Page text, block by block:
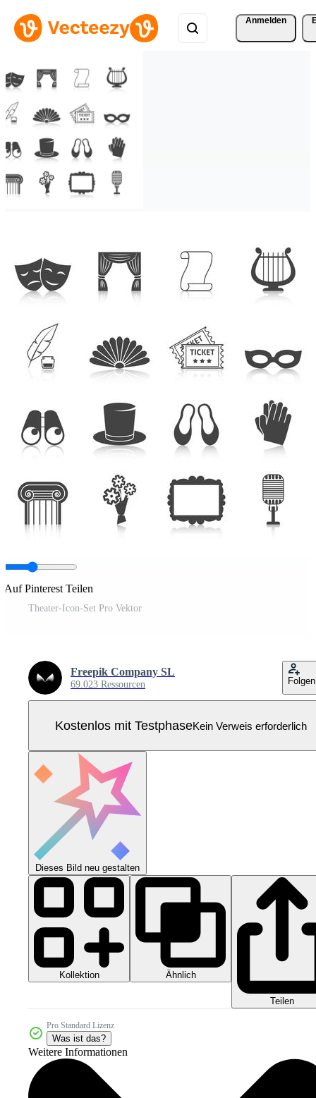
Anmelden
Auf Pinterest Teilen
Theater-Icon-Set Pro Vektor
Freepik Company SL
69.023 Ressourcen Folgen
Kostenlos mit TestphaseKein Verweis erforderlich
Dieses Bild neu gestalten
Kollektion Ähnlich
Teilen
Pro Standard Lizenz
Was ist das?
Weitere Informationen